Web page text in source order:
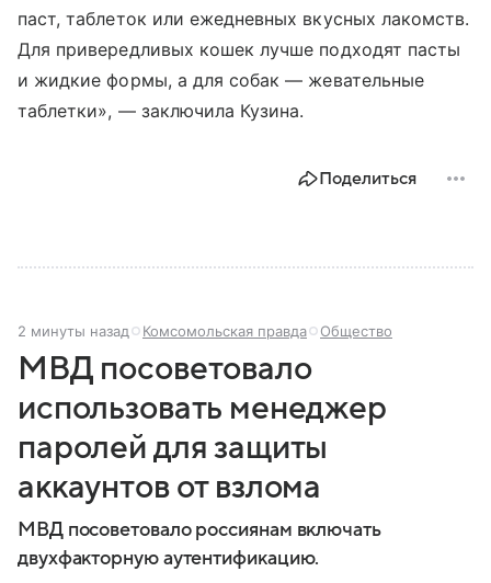
паст, таблеток или ежедневных вкусных лакомств.
Для привередливых кошек лучше подходят пасты
и жидкие формы, а для собак — жевательные
таблетки», — заключила Кузина.
Поделиться
2 минуты назад Комсомольская правда Общество
МВД посоветовало
использовать менеджер
паролей для защиты
аккаунтов от взлома
МВД посоветовало россиянам включать
двухфакторную аутентификацию.